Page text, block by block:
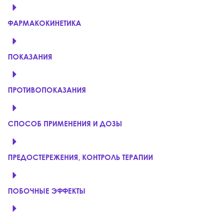
ФАРМАКОКИНЕТИКА
ПОКАЗАНИЯ
ПРОТИВОПОКАЗАНИЯ
СПОСОБ ПРИМЕНЕНИЯ И ДОЗЫ
ПРЕДОСТЕРЕЖЕНИЯ, КОНТРОЛЬ ТЕРАПИИ
ПОБОЧНЫЕ ЭФФЕКТЫ